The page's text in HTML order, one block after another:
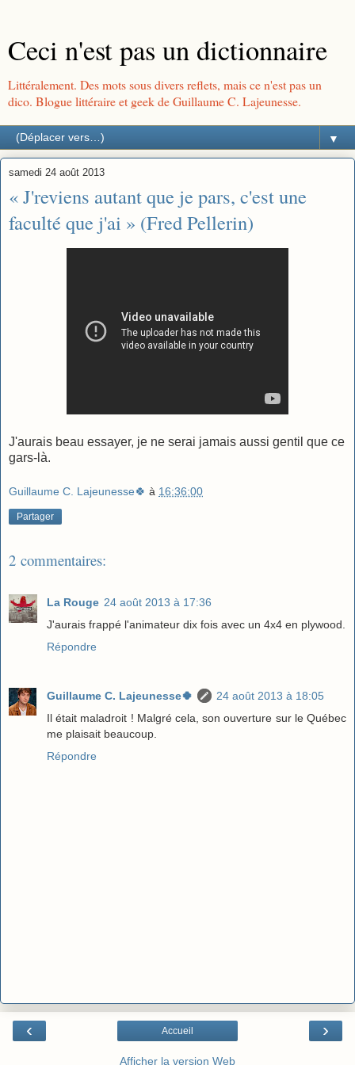
Ceci n'est pas un dictionnaire
Littéralement. Des mots sous divers reflets, mais ce n'est pas un
dico. Blogue littéraire et geek de Guillaume C. Lajeunesse.
▼
samedi 24 août 2013
« J'reviens autant que je pars, c'est une
faculté que j'ai » (Fred Pellerin)
J'aurais beau essayer, je ne serai jamais aussi gentil que ce
gars-là.
Guillaume C. Lajeunesse🍀 à 16:36:00
Partager
2 commentaires:
La Rouge 24 août 2013 à 17:36
J'aurais frappé l'animateur dix fois avec un 4x4 en plywood.
Répondre
Guillaume C. Lajeunesse🍀
24 août 2013 à 18:05
Il était maladroit ! Malgré cela, son ouverture sur le Québec
me plaisait beaucoup.
Répondre
‹ ›
Accueil
Afficher la version Web